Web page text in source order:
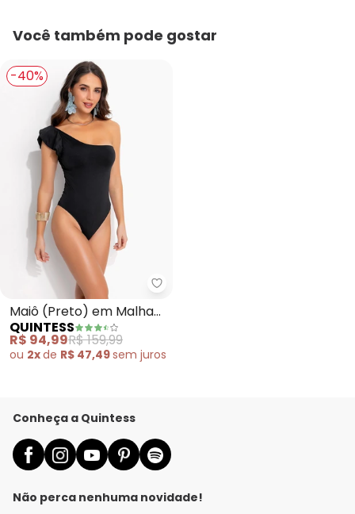
Você também pode gostar
-40%
Quintess - Maiô (Preto) em
Maiô (Preto) em Malha
Fria
QUINTESS
R$ 94,99R$ 159,99
ou 2xde R$ 47,49sem juros
Conheça a Quintess
Não perca nenhuma novidade!